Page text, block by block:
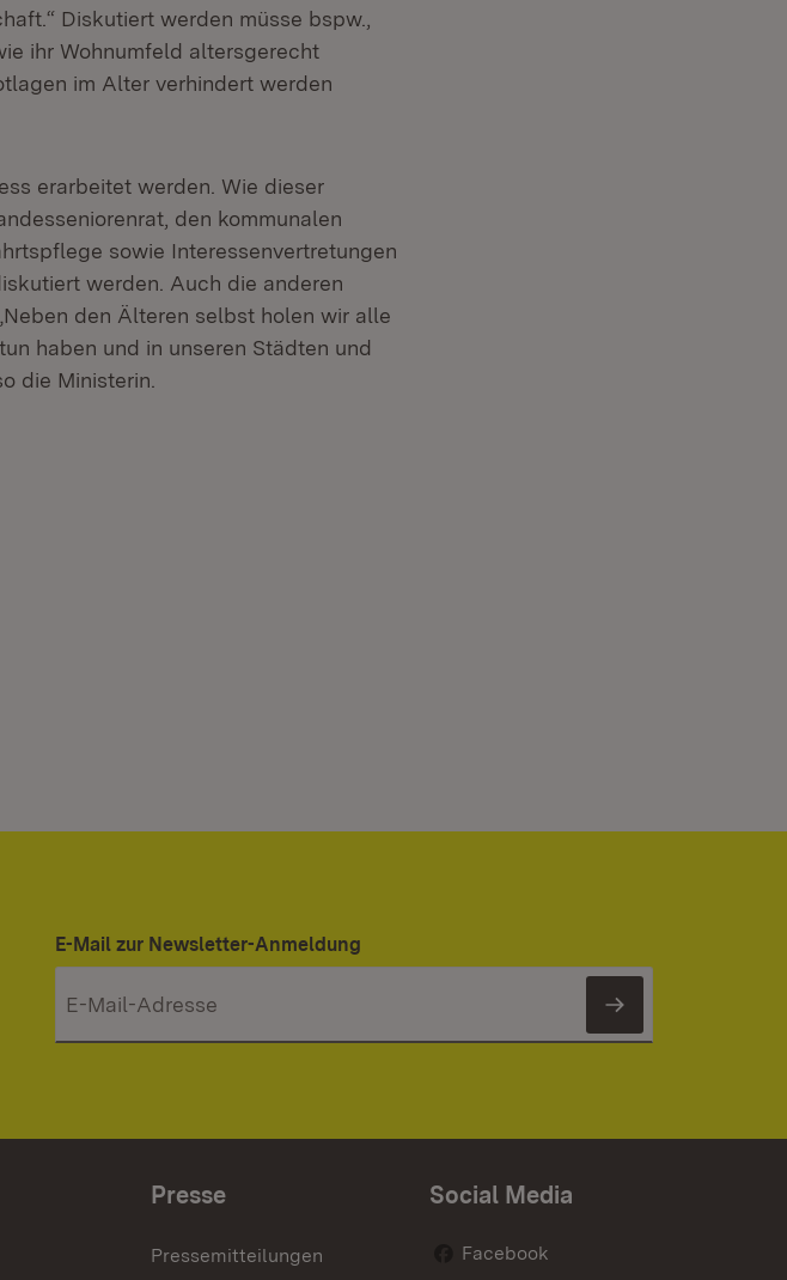
Diskutiert werden müsse bspw.,
ihr Wohnumfeld altersgerecht
im Alter verhindert werden
erarbeitet werden. Wie dieser
den kommunalen
sowie Interessenvertretungen
werden. Auch die anderen
den Älteren selbst holen wir alle
haben und in unseren Städten und
die Ministerin.
E-Mail zur Newsletter-Anmeldung
Newsletter
Presse
Pressemitteilungen
Social Media
Facebook